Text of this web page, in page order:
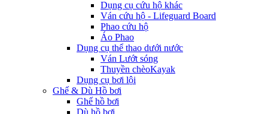
Dụng cụ cứu hộ khác
Ván cứu hộ - Lifeguard Board
Phao cứu hộ
Áo Phao
Dụng cụ thể thao dưới nước
Ván Lướt sóng
Thuyền chèoKayak
Dụng cụ bơi lội
Ghế & Dù Hồ bơi
Ghế hồ bơi
Dù hồ bơi